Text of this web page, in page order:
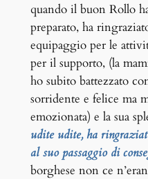
quando il buon Rollo
preparato, ha
equipaggio per le
per il supporto, (la
ho subito battezzato
sorridente e felice ma
emozionata) e la sua
udite udite, ha
al suo passaggio di
borghese non ce